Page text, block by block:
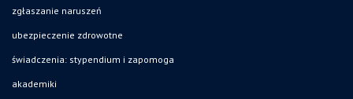
zgłaszanie naruszeń
ubezpieczenie zdrowotne
świadczenia: stypendium i zapomoga
akademiki